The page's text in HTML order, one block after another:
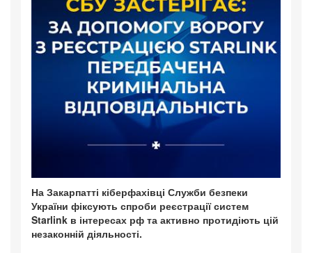
На Закарпатті кіберфахівці Служби безпеки
України фіксують спроби реєстрації систем
Starlink в інтересах рф та активно протидіють цій
незаконній діяльності.